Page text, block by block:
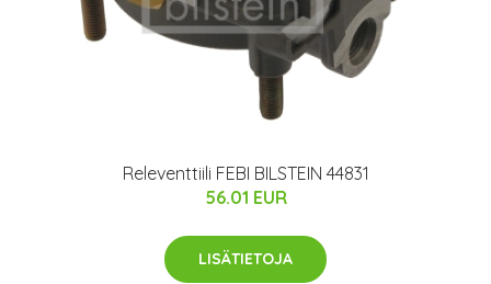
Releventtiili FEBI BILSTEIN 44831
56.01 EUR
LISÄTIETOJA